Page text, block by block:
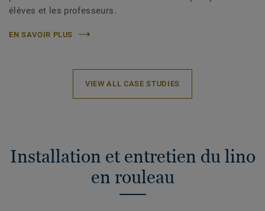
élèves et les professeurs.
EN SAVOIR PLUS
VIEW ALL CASE STUDIES
Installation et entretien du lino
en rouleau